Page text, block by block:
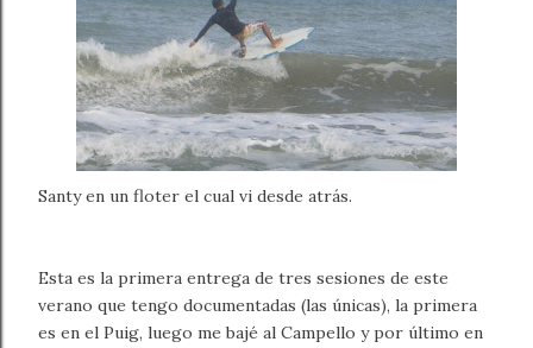
Santy en un floter el cual vi desde atrás.
Esta es la primera entrega de tres sesiones de este
verano que tengo documentadas (las únicas), la primera
es en el Puig, luego me bajé al Campello y por último en